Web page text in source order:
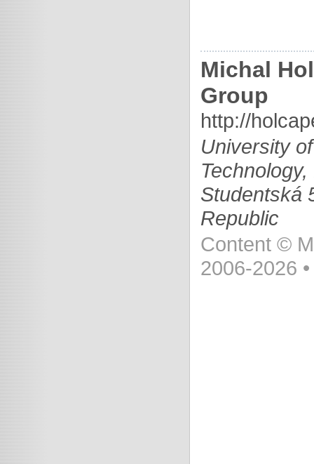
Michal
Group
http://
University
Studentská
Republic
Content ©
2006-2026